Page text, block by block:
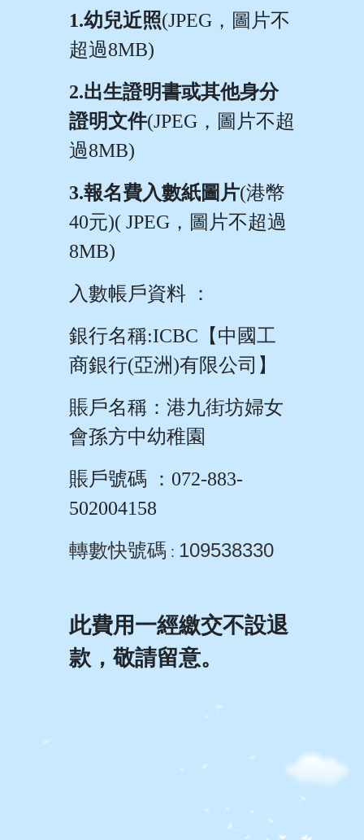
1.幼兒近照(JPEG ，圖片不
超過8MB)
2.出生證明書或其他身分
證明文件(JPEG ，圖片不超
過8MB)
3.報名費入數紙圖片(港幣
40元)( JPEG ，圖片不超過
8MB)
入數帳戶資料
：
銀行名稱:ICBC 【中國工
商銀行(亞洲)有限公司】
賬戶名稱：港九街坊婦女
會孫方中幼稚園
賬戶號碼
： 072-883-
502004158
轉數快號碼 : 109538330
此費用一經繳交不設退
款，敬請留意。